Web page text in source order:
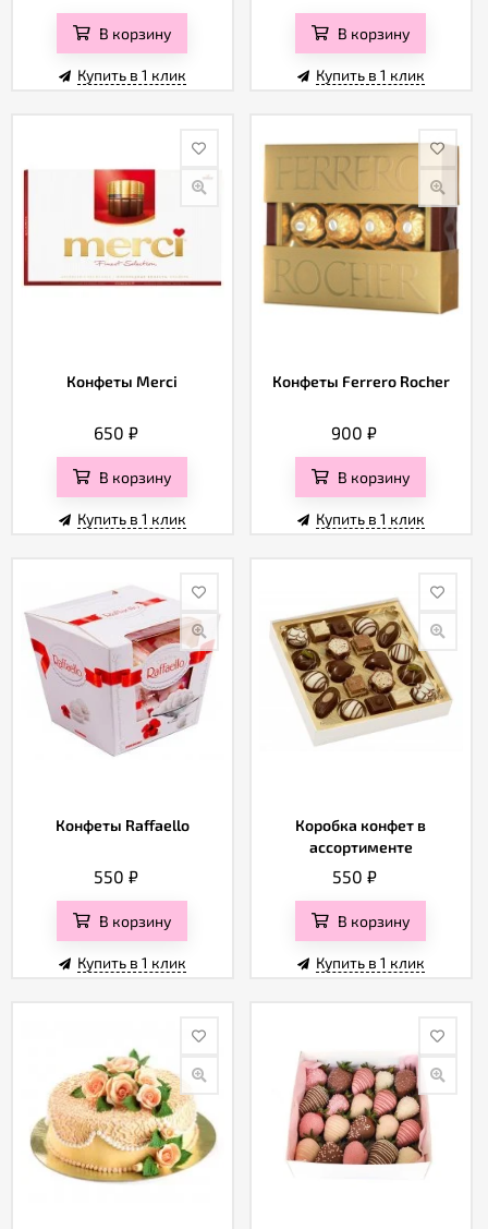
В корзину
Купить в 1 клик
В корзину
Купить в 1 клик
Конфеты Merci
650 ₽
В корзину
Купить в 1 клик
Конфеты Ferrero Rocher
900₽
В корзину
Купить в 1 клик
Конфеты Raffaello
550 ₽
В корзину
Купить в 1 клик
Коробка конфет в
ассортименте
550 ₽
В корзину
Купить в 1 клик